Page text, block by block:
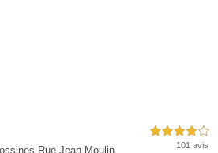
Rue Jean Moulin,
4,0 étoiles sur 5
101 avis